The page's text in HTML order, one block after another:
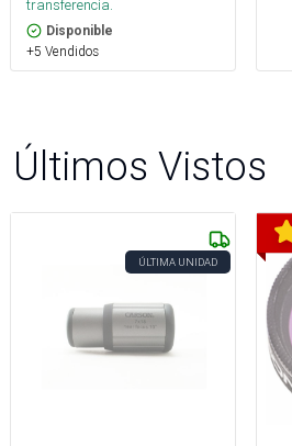
transferencia.
Disponible
+5 Vendidos
Últimos Vistos
ÚLTIMA UNIDAD